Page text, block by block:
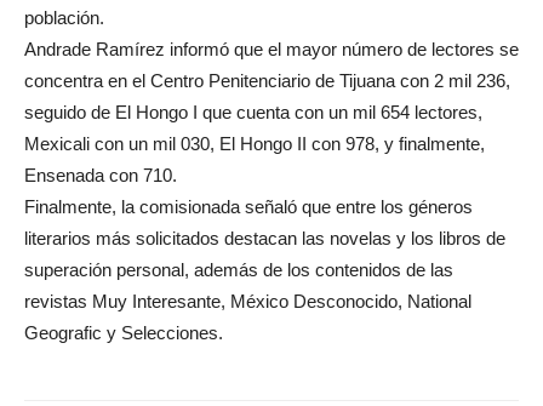
población.
Andrade Ramírez informó que el mayor número de lectores se
concentra en el Centro Penitenciario de Tijuana con 2 mil 236,
seguido de El Hongo I que cuenta con un mil 654 lectores,
Mexicali con un mil 030, El Hongo II con 978, y finalmente,
Ensenada con 710.
Finalmente, la comisionada señaló que entre los géneros
literarios más solicitados destacan las novelas y los libros de
superación personal, además de los contenidos de las
revistas Muy Interesante, México Desconocido, National
Geografic y Selecciones.